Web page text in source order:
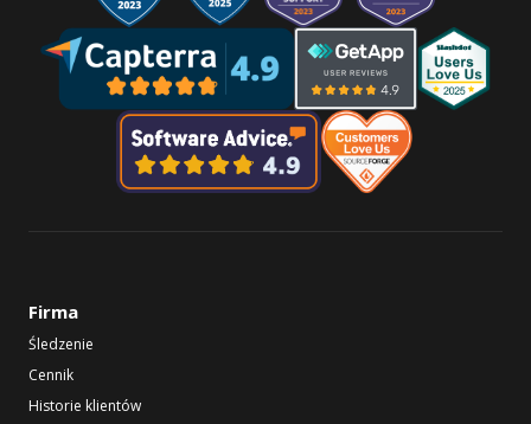
Firma
Śledzenie
Cennik
Historie klientów